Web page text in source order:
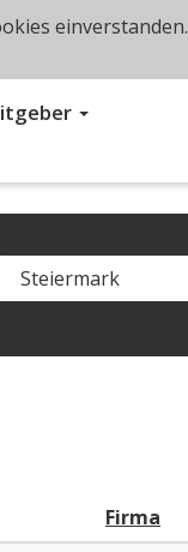
Firma
einverstanden.